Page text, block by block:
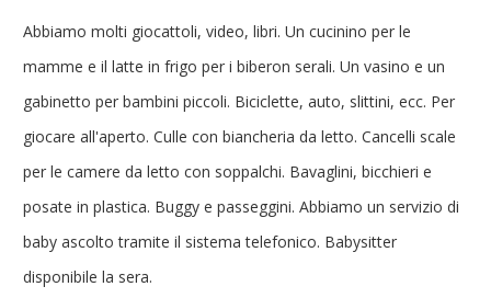
Abbiamo molti giocattoli, video, libri. Un cucinino per le
mamme e il latte in frigo per i biberon serali. Un vasino e un
gabinetto per bambini piccoli. Biciclette, auto, slittini, ecc. Per
giocare all'aperto. Culle con biancheria da letto. Cancelli scale
per le camere da letto con soppalchi. Bavaglini, bicchieri e
posate in plastica. Buggy e passeggini. Abbiamo un servizio di
baby ascolto tramite il sistema telefonico. Babysitter
disponibile la sera.